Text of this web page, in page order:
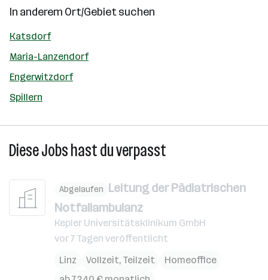
In anderem Ort/Gebiet suchen
Katsdorf
Maria-Lanzendorf
Engerwitzdorf
Spillern
Diese Jobs hast du verpasst
Abgelaufen Leitung der Pädiatrischen
Notfallambulanz
Kepler Universitätsklinikum GmbH
vor 7 Tagen veröffentlicht
Linz
Vollzeit, Teilzeit
Homeoffice